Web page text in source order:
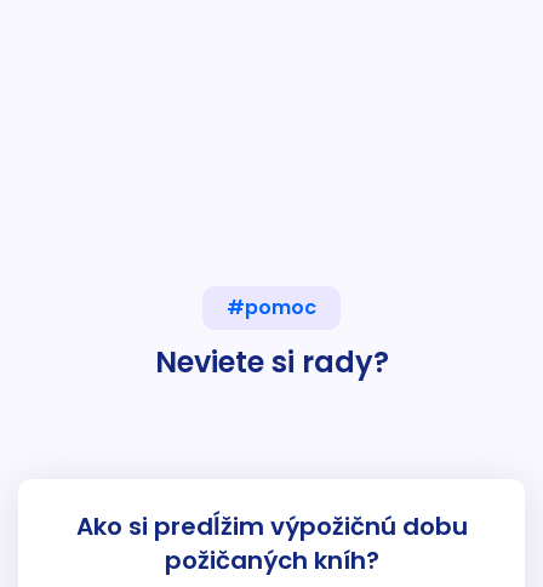
#pomoc
Neviete si rady?
Ako si predĺžim výpožičnú dobu
požičaných kníh?